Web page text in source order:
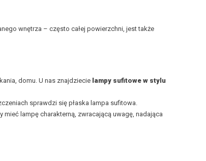
wnętrza – często całej powierzchni, jest także
domu. U nas znajdziecie lampy sufitowe w stylu
sprawdzi się płaska lampa sufitowa.
mieć lampę charakterną, zwracającą uwagę, nadająca